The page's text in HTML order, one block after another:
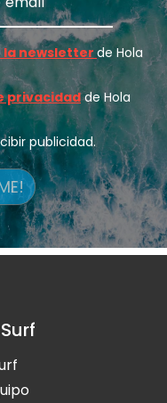
newsletter de Hola
privacidadde Hola
publicidad.